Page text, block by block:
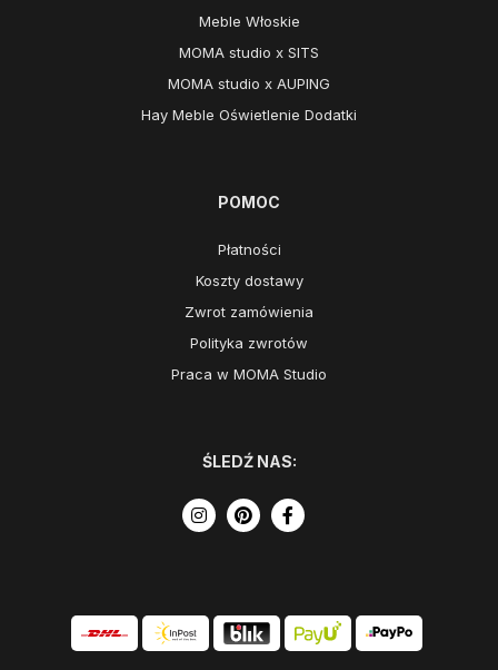
Meble Włoskie
MOMA studio x SITS
MOMA studio x AUPING
Hay Meble Oświetlenie Dodatki
POMOC
Płatności
Koszty dostawy
Zwrot zamówienia
Polityka zwrotów
Praca w MOMA Studio
ŚLEDŹ NAS: